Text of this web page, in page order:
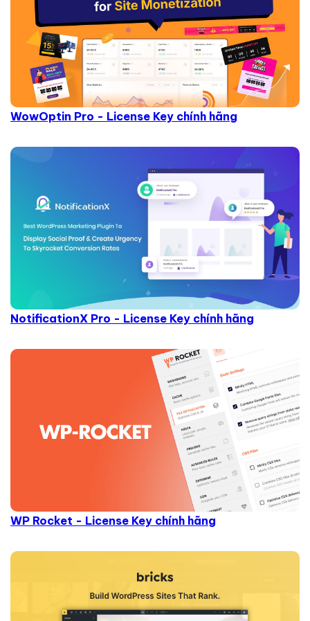
WowOptin Pro - License Key chính hãng
NotificationX Pro - License Key chính hãng
WP Rocket - License Key chính hãng